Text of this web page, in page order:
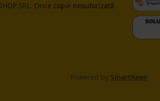
SRL. Orice copie neautorizată
Powered by SmartKeep